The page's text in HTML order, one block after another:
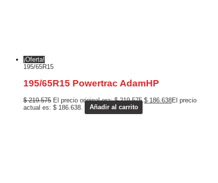
¡Oferta!
195/65R15
195/65R15 Powertrac AdamHP
$219.575 El precio original era: $ 219.575. $ 186.638El precio
actual es: $ 186.638.
Añadir al carrito